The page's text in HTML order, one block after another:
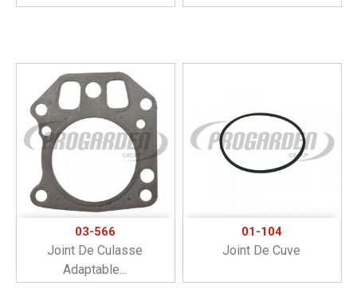
03-566
Joint De Culasse
Adaptable...
01-104
Joint De Cuve